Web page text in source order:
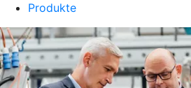
Produkte